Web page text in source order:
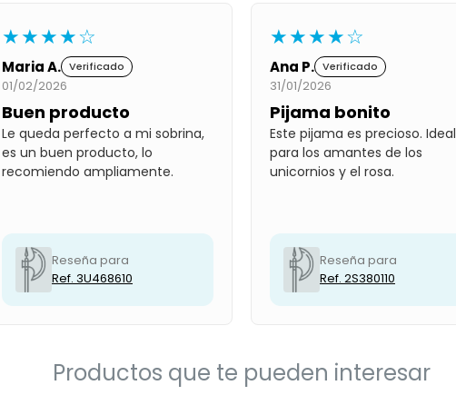
★★★★☆
Maria A. Verificado
01/02/2026
Buen producto
Le queda perfecto a mi sobrina,
es un buen producto, lo
recomiendo ampliamente.
Reseña para
Ref. 3U468610
★★★★☆
Ana P. Verificado
31/01/2026
Pijama bonito
Este pijama es precioso. Ideal
para los amantes de los
unicornios y el rosa.
Reseña para
Ref. 2S380110
Productos que te pueden interesar